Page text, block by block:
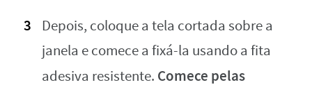
Depois, coloque a tela cortada sobre a
janela e comece a fixá-la usando a fita
adesiva resistente. Comece pelas